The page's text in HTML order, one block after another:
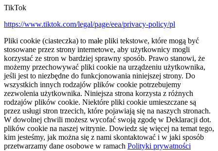
TikTok
https://www.tiktok.com/legal/page/eea/privacy-policy/pl
Pliki cookie (ciasteczka) to małe pliki tekstowe, które mogą być
stosowane przez strony internetowe, aby użytkownicy mogli
korzystać ze stron w bardziej sprawny sposób. Prawo stanowi, że
możemy przechowywać pliki cookie na urządzeniu użytkownika,
jeśli jest to niezbędne do funkcjonowania niniejszej strony. Do
wszystkich innych rodzajów plików cookie potrzebujemy
zezwolenia użytkownika. Niniejsza strona korzysta z różnych
rodzajów plików cookie. Niektóre pliki cookie umieszczane są
przez usługi stron trzecich, które pojawiają się na naszych stronach.
W dowolnej chwili możesz wycofać swoją zgodę w Deklaracji dot.
plików cookie na naszej witrynie. Dowiedz się więcej na temat tego,
kim jesteśmy, jak można się z nami skontaktować i w jaki sposób
przetwarzamy dane osobowe w ramach Polityki prywatności